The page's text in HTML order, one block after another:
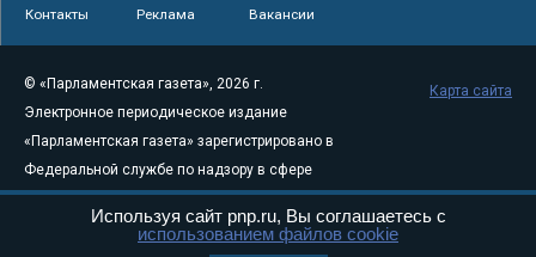
Контакты Реклама Вакансии
© «Парламентская газета», 2026 г.
Электронное периодическое издание
«Парламентская газета» зарегистрировано в
Федеральной службе по надзору в сфере
связи, информационных технологий и
массовых коммуникаций (Роскомнадзор) 05
Карта сайта
Используя сайт pnp.ru, Вы соглашаетесь с
использованием файлов cookie